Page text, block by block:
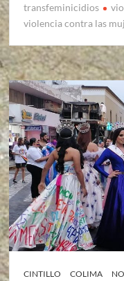
transfeminicidios
violencia contra las
CINTILLO COLIMA